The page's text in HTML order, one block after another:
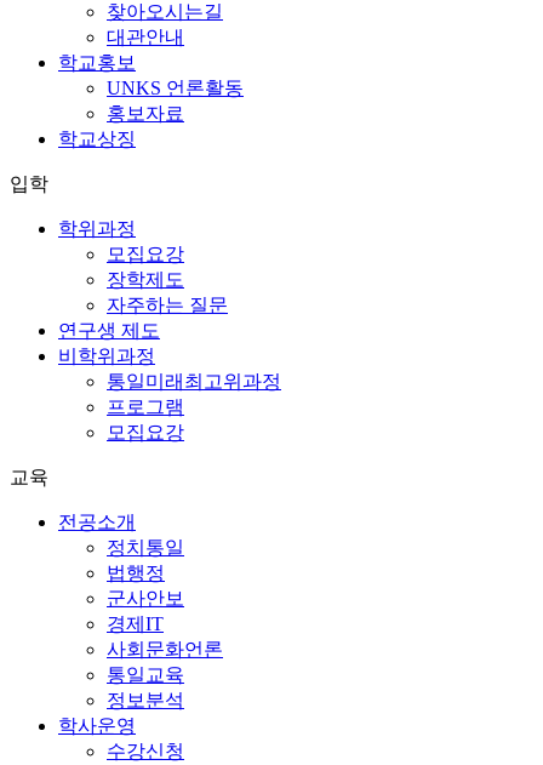
찾아오시는길
대관안내
학교홍보
UNKS 언론활동
홍보자료
학교상징
입학
학위과정
모집요강
장학제도
자주하는 질문
연구생 제도
비학위과정
통일미래최고위과정
프로그램
모집요강
교육
전공소개
정치통일
법행정
군사안보
경제IT
사회문화언론
통일교육
정보분석
학사운영
수강신청